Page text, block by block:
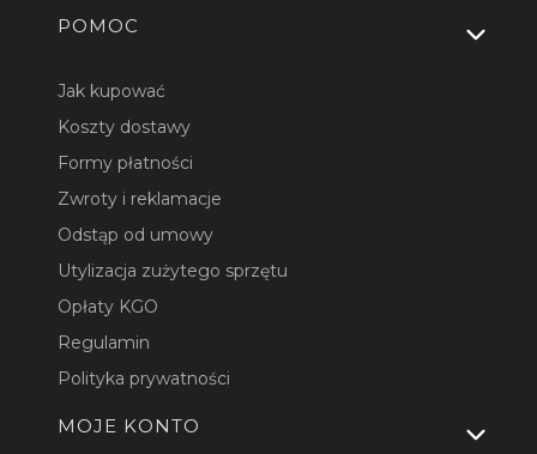
Linki w stopce
POMOC
Jak kupować
Koszty dostawy
Formy płatności
Zwroty i reklamacje
Odstąp od umowy
Utylizacja zużytego sprzętu
Opłaty KGO
Regulamin
Polityka prywatności
MOJE KONTO